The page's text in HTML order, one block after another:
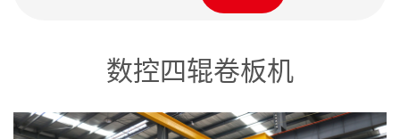
数控四辊卷板机